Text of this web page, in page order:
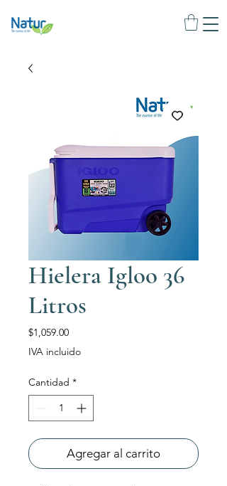
Hielera Igloo 36
Litros
$1,059.00Precio
IVA incluido
Cantidad *
Agregar al carrito